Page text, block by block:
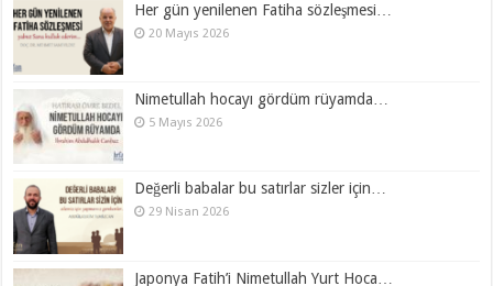
Her gün yenilenen Fatiha sözleşmesi…
20 Mayıs 2026
Nimetullah hocayı gördüm rüyamda…
5 Mayıs 2026
Değerli babalar bu satırlar sizler için…
29 Nisan 2026
Japonya Fatih’i Nimetullah Yurt Hoca…